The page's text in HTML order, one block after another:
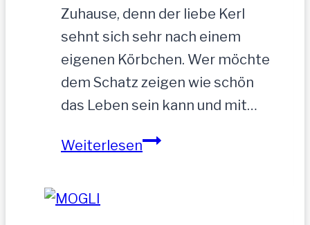
Zuhause, denn der liebe Kerl
sehnt sich sehr nach einem
eigenen Körbchen. Wer möchte
dem Schatz zeigen wie schön
das Leben sein kann und mit…
WeiterlesenZEUS